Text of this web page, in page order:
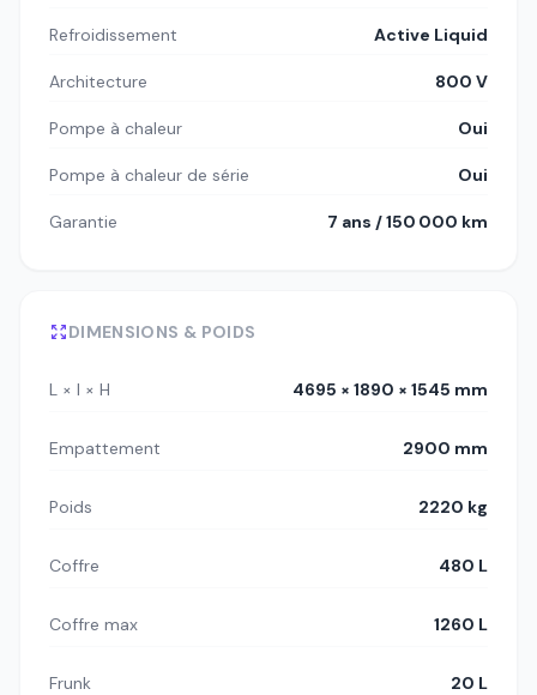
Refroidissement Active Liquid
Architecture 800 V
Pompe à chaleur Oui
Pompe à chaleur de série Oui
Garantie 7 ans / 150 000 km
DIMENSIONS & POIDS
L × l × H 4695 × 1890 × 1545 mm
Empattement 2900 mm
Poids 2220 kg
Coffre 480 L
Coffre max 1260 L
Frunk 20 L